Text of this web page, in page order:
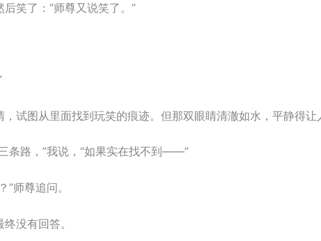
笑了：“师尊又说笑了。”
试图从里面找到玩笑的痕迹。但那双眼睛清澈如水，平静得让
条路，”我说，“如果实在找不到——”
”师尊追问。
没有回答。